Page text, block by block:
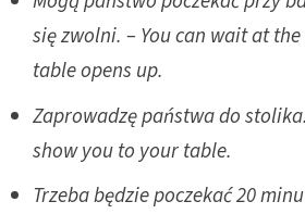
się zwolni. – You can wait at
table opens up.
Zaprowadzę państwa do
show you to your table.
Trzeba będzie poczekać 20